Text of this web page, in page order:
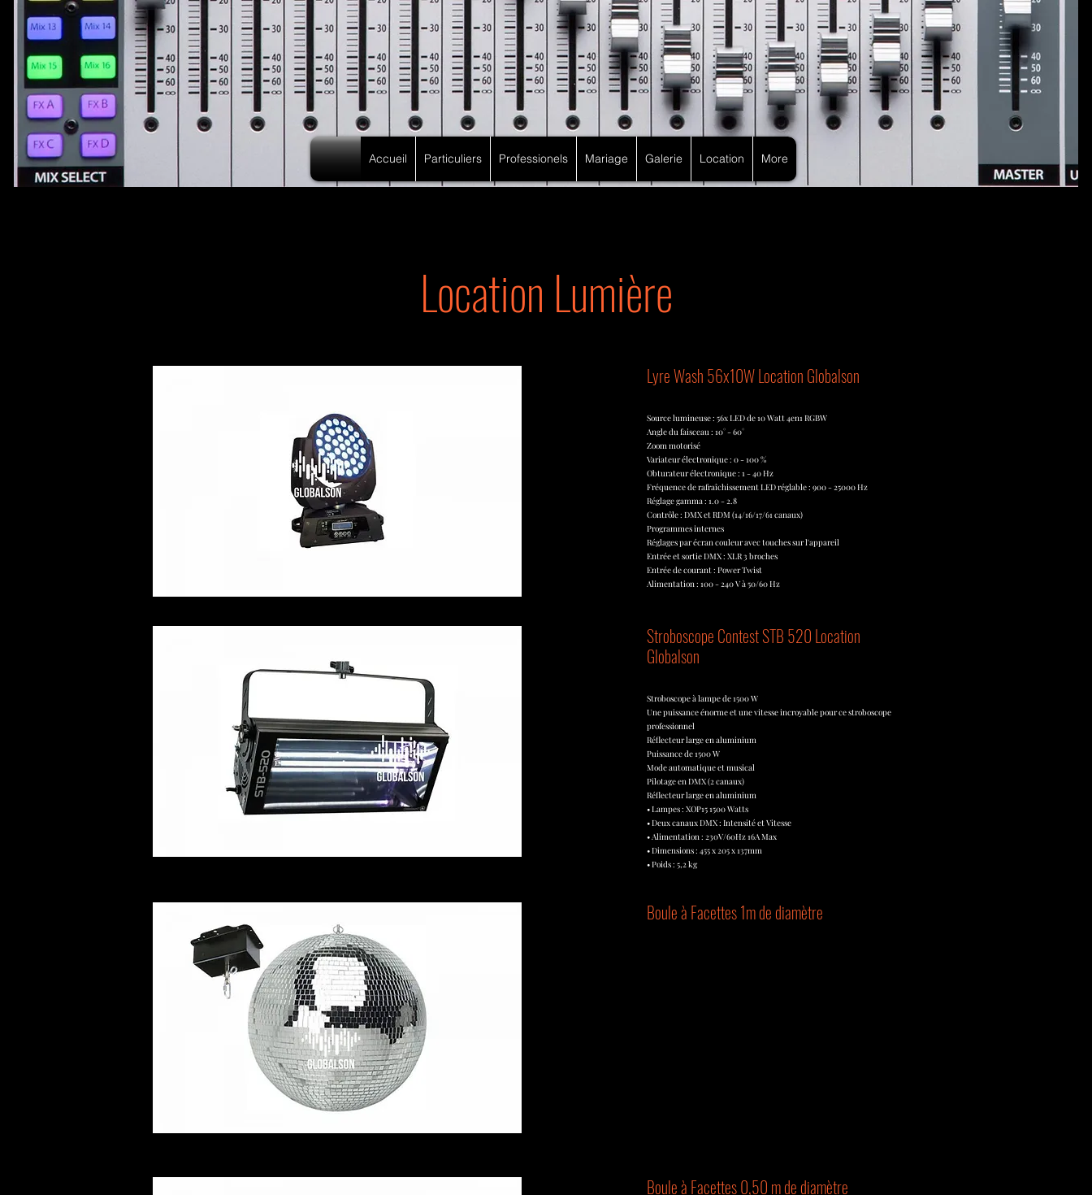
Accueil Particuliers Professionels Mariage Galerie Location More
Location Lumière
Lyre Wash 56x10W Location Globalson
Source lumineuse : 56x LED de 10 Watt 4en1 RGBW
Angle du faisceau : 10° - 60°
Zoom motorisé
Variateur électronique : 0 - 100 %
Obturateur électronique : 1 - 40 Hz
Fréquence de rafraîchissement LED réglable : 900 - 25000 Hz
Réglage gamma : 1.0 - 2.8
Contrôle : DMX et RDM (14/16/17/61 canaux)
Programmes internes
Réglages par écran couleur avec touches sur l'appareil
Entrée et sortie DMX : XLR 3 broches
Entrée de courant : Power Twist
Alimentation : 100 - 240 V à 50/60 Hz
Stroboscope Contest STB 520 Location
Globalson
Stroboscope à lampe de 1500 W
Une puissance énorme et une vitesse incroyable pour ce stroboscope
professionnel
Réflecteur large en aluminium
Puissance de 1500 W
Mode automatique et musical
Pilotage en DMX (2 canaux)
Réflecteur large en aluminium
• Lampes : XOP15 1500 Watts
• Deux canaux DMX : Intensité et Vitesse
• Alimentation : 230V/60Hz 16A Max
• Dimensions : 455 x 205 x 137mm
• Poids : 5,2 kg
Boule à Facettes 1m de diamètre
Boule à Facettes 0,50 m de diamètre